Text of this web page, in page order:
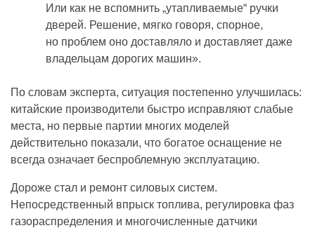
Или как не вспомнить „утапливаемые“ ручки
дверей. Решение, мягко говоря, спорное,
но проблем оно доставляло и доставляет даже
владельцам дорогих машин».
По словам эксперта, ситуация постепенно улучшилась:
китайские производители быстро исправляют слабые
места, но первые партии многих моделей
действительно показали, что богатое оснащение не
всегда означает беспроблемную эксплуатацию.
Дороже стал и ремонт силовых систем.
Непосредственный впрыск топлива, регулировка фаз
газораспределения и многочисленные датчики